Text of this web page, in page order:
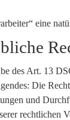
eine
des Art. 13
Die
und
rechtlichen